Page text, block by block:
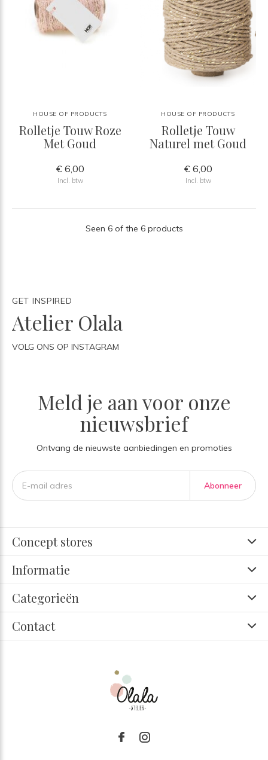
HOUSE OF PRODUCTS
Rolletje Touw Roze
Met Goud
€ 6,00
Incl. btw
HOUSE OF PRODUCTS
Rolletje Touw
Naturel met Goud
€ 6,00
Incl. btw
Seen 6 of the 6 products
GET INSPIRED
Atelier Olala
VOLG ONS OP INSTAGRAM
Meld je aan voor onze
nieuwsbrief
Ontvang de nieuwste aanbiedingen en promoties
Abonneer
Concept stores
Informatie
Categorieën
Contact